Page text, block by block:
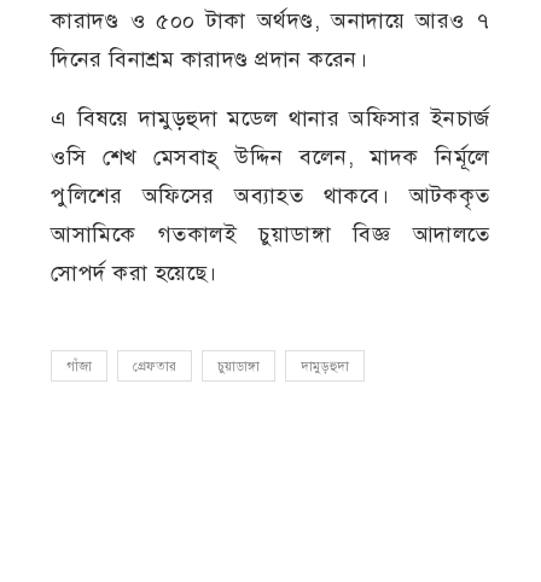
কারাদণ্ড ও ৫০০ টাকা অর্থদণ্ড, অনাদায়ে আরও ৭
দিনের বিনাশ্রম কারাদণ্ড প্রদান করেন।
এ বিষয়ে দামুড়হুদা মডেল থানার অফিসার ইনচার্জ
ওসি শেখ মেসবাহ্ উদ্দিন বলেন, মাদক নির্মূলে
পুলিশের অফিসের অব্যাহত থাকবে। আটককৃত
আসামিকে গতকালই চুয়াডাঙ্গা বিজ্ঞ আদালতে
সোপর্দ করা হয়েছে।
গাঁজা গ্রেফতার চুয়াডাঙ্গা দামুড়হুদা